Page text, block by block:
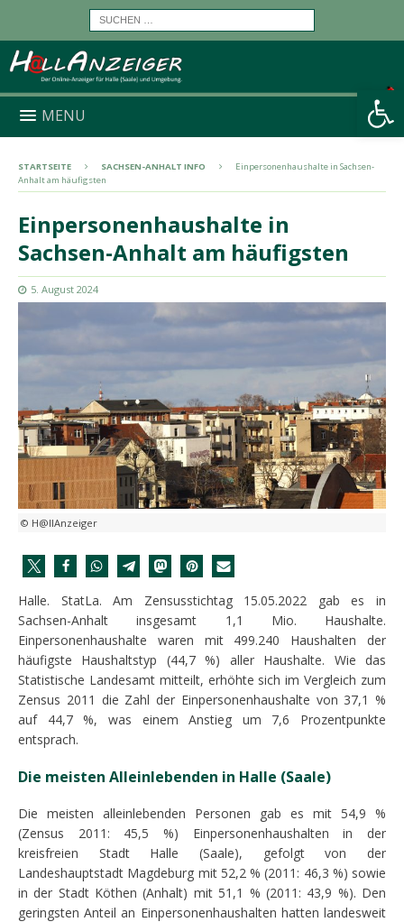
Werkzeugleiste öffnen
MENU
STARTSEITE SACHSEN-ANHALT INFO
Einpersonenhaushalte in Sachsen-
Anhalt am häufigsten
Einpersonenhaushalte in
Sachsen-Anhalt am häufigsten
5. August 2024
© H@llAnzeiger
Halle. StatLa. Am Zensusstichtag 15.05.2022 gab es in
Sachsen-Anhalt insgesamt 1,1 Mio. Haushalte.
Einpersonenhaushalte waren mit 499.240 Haushalten der
häufigste Haushaltstyp (44,7 %) aller Haushalte. Wie das
Statistische Landesamt mitteilt, erhöhte sich im Vergleich zum
Zensus 2011 die Zahl der Einpersonenhaushalte von 37,1 %
auf 44,7 %, was einem Anstieg um 7,6 Prozentpunkte
entsprach.
Die meisten Alleinlebenden in Halle (Saale)
Die meisten alleinlebenden Personen gab es mit 54,9 %
(Zensus 2011: 45,5 %) Einpersonenhaushalten in der
kreisfreien Stadt Halle (Saale), gefolgt von der
Landeshauptstadt Magdeburg mit 52,2 % (2011: 46,3 %) sowie
in der Stadt Köthen (Anhalt) mit 51,1 % (2011: 43,9 %). Den
geringsten Anteil an Einpersonenhaushalten hatten landesweit